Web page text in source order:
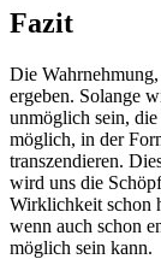
Fazit
Die
ergeben. Solange
unmöglich sein,
möglich, in der
transzendieren.
wird uns die
Wirklichkeit schon
wenn auch schon
möglich sein kann.